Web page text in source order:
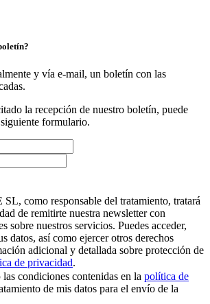
y vía e-mail, un boletín con las
la recepción de nuestro boletín, puede
formulario.
como responsable del tratamiento, tratará
de remitirte nuestra newsletter con
sobre nuestros servicios. Puedes acceder,
datos, así como ejercer otros derechos
adicional y detallada sobre protección de
de privacidad.
condiciones contenidas en la política de
de mis datos para el envío de la